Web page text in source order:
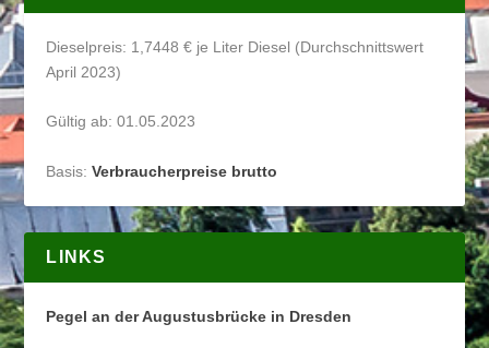
Dieselpreis: 1,7448 € je Liter Diesel (Durchschnittswert
April 2023)
Gültig ab: 01.05.2023
Basis:Verbraucherpreise brutto
LINKS
Pegel an der Augustusbrücke in Dresden